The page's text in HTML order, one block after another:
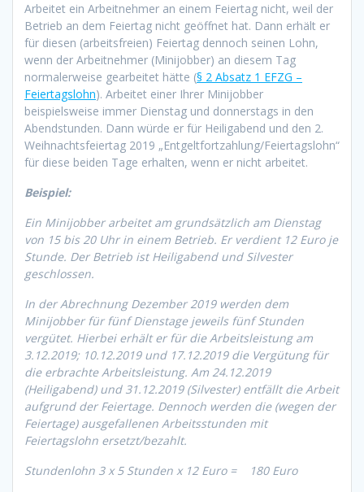
Arbeitet ein Arbeitnehmer an einem Feiertag nicht, weil der
Betrieb an dem Feiertag nicht geöffnet hat. Dann erhält er
für diesen (arbeitsfreien) Feiertag dennoch seinen Lohn,
wenn der Arbeitnehmer (Minijobber) an diesem Tag
normalerweise gearbeitet hätte (§ 2 Absatz 1 EFZG –
Feiertagslohn). Arbeitet einer Ihrer Minijobber
beispielsweise immer Dienstag und donnerstags in den
Abendstunden. Dann würde er für Heiligabend und den 2.
Weihnachtsfeiertag 2019 „Entgeltfortzahlung/Feiertagslohn“
für diese beiden Tage erhalten, wenn er nicht arbeitet.
Beispiel:
Ein Minijobber arbeitet am grundsätzlich am Dienstag
von 15 bis 20 Uhr in einem Betrieb. Er verdient 12 Euro je
Stunde. Der Betrieb ist Heiligabend und Silvester
geschlossen.
In der Abrechnung Dezember 2019 werden dem
Minijobber für fünf Dienstage jeweils fünf Stunden
vergütet. Hierbei erhält er für die Arbeitsleistung am
3.12.2019; 10.12.2019 und 17.12.2019 die Vergütung für
die erbrachte Arbeitsleistung. Am 24.12.2019
(Heiligabend) und 31.12.2019 (Silvester) entfällt die Arbeit
aufgrund der Feiertage. Dennoch werden die (wegen der
Feiertage) ausgefallenen Arbeitsstunden mit
Feiertagslohn ersetzt/bezahlt.
Stundenlohn 3 x 5 Stunden x 12 Euro = 180 Euro